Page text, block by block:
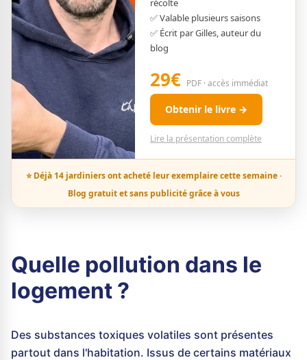
récolte
✅ Valable plusieurs saisons
✅ Écrit par Gilles, auteur du
blog
29€ PDF · accès immédiat
Obtenir le livre →
Lire la présentation complète
⭐ Déjà 14 jardiniers ont acheté leur exemplaire cette semaine ·
Blog gratuit et sans publicité grâce à vous
Quelle pollution dans le
logement ?
Des substances toxiques volatiles sont présentes
partout dans l'habitation. Issus de certains matériaux